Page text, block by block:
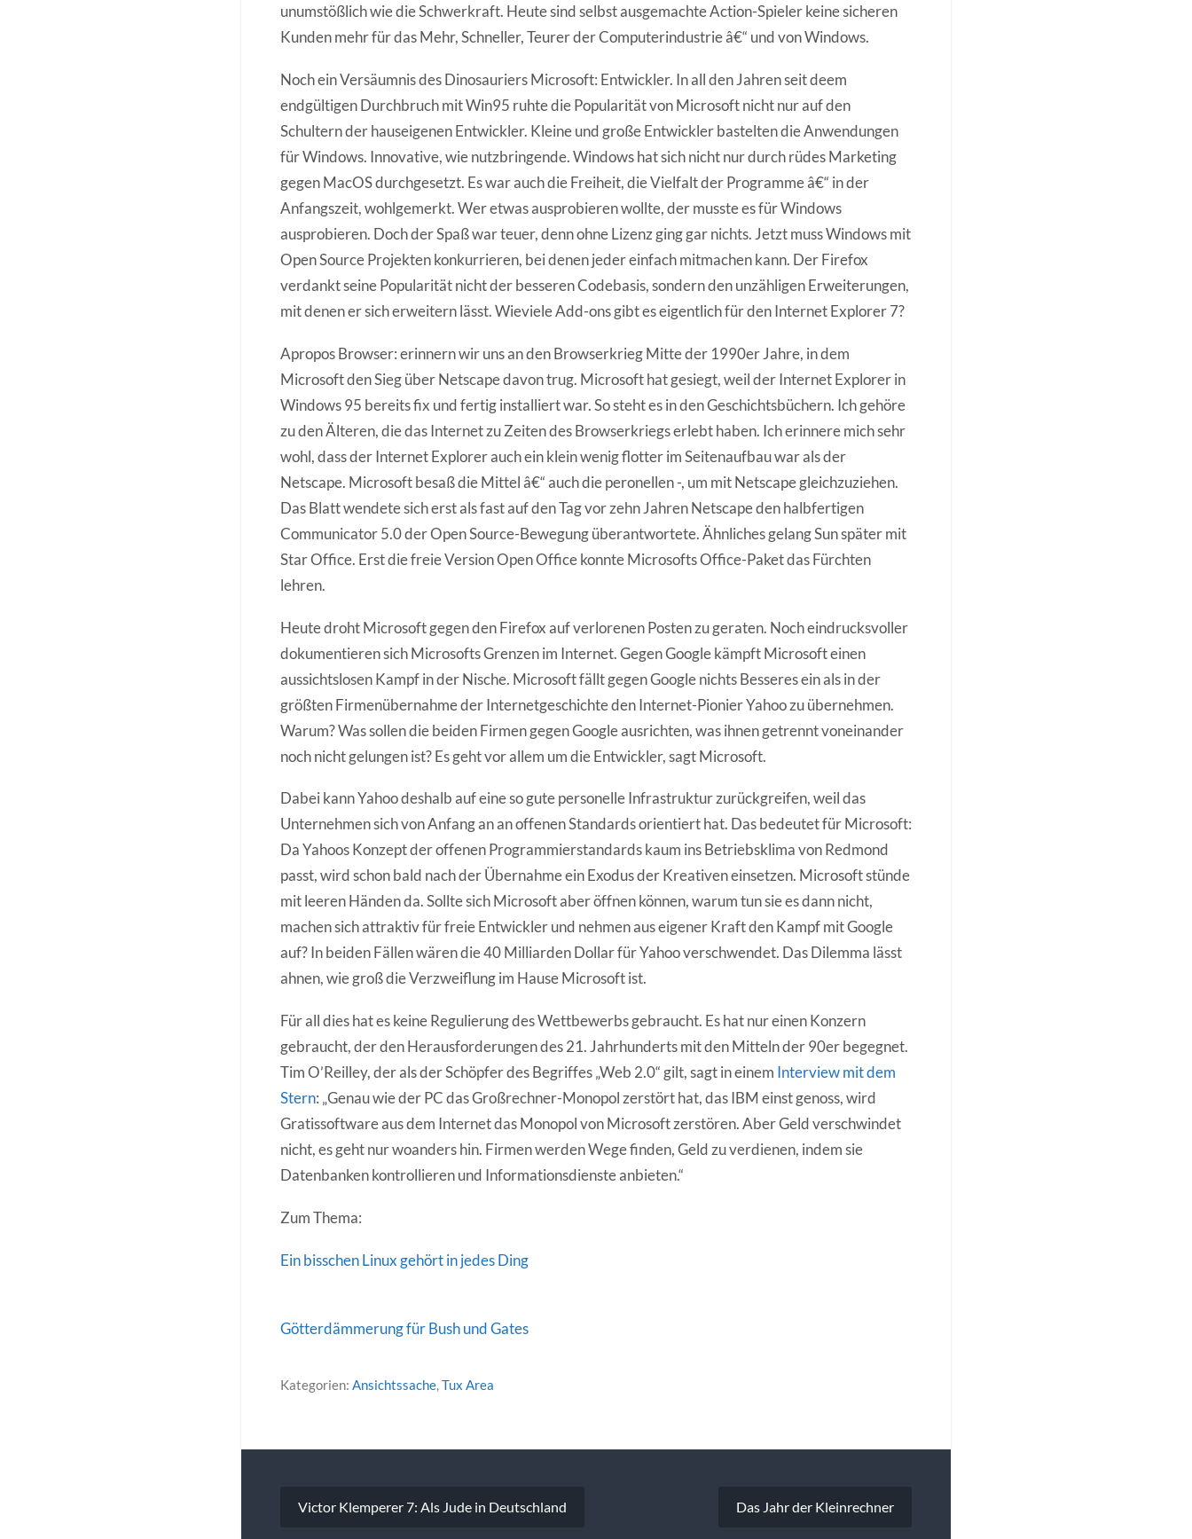
unumstößlich wie die Schwerkraft. Heute sind selbst ausgemachte Action-Spieler keine sicheren
Kunden mehr für das Mehr, Schneller, Teurer der Computerindustrie â€“ und von Windows.
Noch ein Versäumnis des Dinosauriers Microsoft: Entwickler. In all den Jahren seit deem
endgültigen Durchbruch mit Win95 ruhte die Popularität von Microsoft nicht nur auf den
Schultern der hauseigenen Entwickler. Kleine und große Entwickler bastelten die Anwendungen
für Windows. Innovative, wie nutzbringende. Windows hat sich nicht nur durch rüdes Marketing
gegen MacOS durchgesetzt. Es war auch die Freiheit, die Vielfalt der Programme â€“ in der
Anfangszeit, wohlgemerkt. Wer etwas ausprobieren wollte, der musste es für Windows
ausprobieren. Doch der Spaß war teuer, denn ohne Lizenz ging gar nichts. Jetzt muss Windows mit
Open Source Projekten konkurrieren, bei denen jeder einfach mitmachen kann. Der Firefox
verdankt seine Popularität nicht der besseren Codebasis, sondern den unzähligen Erweiterungen,
mit denen er sich erweitern lässt. Wieviele Add-ons gibt es eigentlich für den Internet Explorer 7?
Apropos Browser: erinnern wir uns an den Browserkrieg Mitte der 1990er Jahre, in dem
Microsoft den Sieg über Netscape davon trug. Microsoft hat gesiegt, weil der Internet Explorer in
Windows 95 bereits fix und fertig installiert war. So steht es in den Geschichtsbüchern. Ich gehöre
zu den Älteren, die das Internet zu Zeiten des Browserkriegs erlebt haben. Ich erinnere mich sehr
wohl, dass der Internet Explorer auch ein klein wenig flotter im Seitenaufbau war als der
Netscape. Microsoft besaß die Mittel â€“ auch die peronellen -, um mit Netscape gleichzuziehen.
Das Blatt wendete sich erst als fast auf den Tag vor zehn Jahren Netscape den halbfertigen
Communicator 5.0 der Open Source-Bewegung überantwortete. Ähnliches gelang Sun später mit
Star Office. Erst die freie Version Open Office konnte Microsofts Office-Paket das Fürchten
lehren.
Heute droht Microsoft gegen den Firefox auf verlorenen Posten zu geraten. Noch eindrucksvoller
dokumentieren sich Microsofts Grenzen im Internet. Gegen Google kämpft Microsoft einen
aussichtslosen Kampf in der Nische. Microsoft fällt gegen Google nichts Besseres ein als in der
größten Firmenübernahme der Internetgeschichte den Internet-Pionier Yahoo zu übernehmen.
Warum? Was sollen die beiden Firmen gegen Google ausrichten, was ihnen getrennt voneinander
noch nicht gelungen ist? Es geht vor allem um die Entwickler, sagt Microsoft.
Dabei kann Yahoo deshalb auf eine so gute personelle Infrastruktur zurückgreifen, weil das
Unternehmen sich von Anfang an an offenen Standards orientiert hat. Das bedeutet für Microsoft:
Da Yahoos Konzept der offenen Programmierstandards kaum ins Betriebsklima von Redmond
passt, wird schon bald nach der Übernahme ein Exodus der Kreativen einsetzen. Microsoft stünde
mit leeren Händen da. Sollte sich Microsoft aber öffnen können, warum tun sie es dann nicht,
machen sich attraktiv für freie Entwickler und nehmen aus eigener Kraft den Kampf mit Google
auf? In beiden Fällen wären die 40 Milliarden Dollar für Yahoo verschwendet. Das Dilemma lässt
ahnen, wie groß die Verzweiflung im Hause Microsoft ist.
Für all dies hat es keine Regulierung des Wettbewerbs gebraucht. Es hat nur einen Konzern
gebraucht, der den Herausforderungen des 21. Jahrhunderts mit den Mitteln der 90er begegnet.
Tim O’Reilley, der als der Schöpfer des Begriffes „Web 2.0“ gilt, sagt in einem Interview mit dem
Stern: „Genau wie der PC das Großrechner-Monopol zerstört hat, das IBM einst genoss, wird
Gratissoftware aus dem Internet das Monopol von Microsoft zerstören. Aber Geld verschwindet
nicht, es geht nur woanders hin. Firmen werden Wege finden, Geld zu verdienen, indem sie
Datenbanken kontrollieren und Informationsdienste anbieten.“
Zum Thema:
Ein bisschen Linux gehört in jedes Ding
Götterdämmerung für Bush und Gates
Kategorien: Ansichtssache,Tux Area
Victor Klemperer 7: Als Jude in Deutschland Das Jahr der Kleinrechner